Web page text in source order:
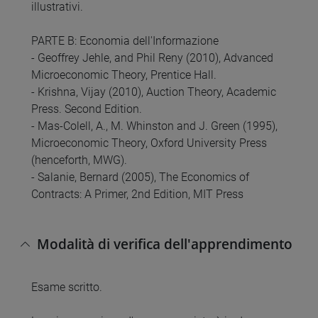
illustrativi.
PARTE B: Economia dell'Informazione
- Geoffrey Jehle, and Phil Reny (2010), Advanced
Microeconomic Theory, Prentice Hall.
- Krishna, Vijay (2010), Auction Theory, Academic
Press. Second Edition.
- Mas-Colell, A., M. Whinston and J. Green (1995),
Microeconomic Theory, Oxford University Press
(henceforth, MWG).
- Salanie, Bernard (2005), The Economics of
Contracts: A Primer, 2nd Edition, MIT Press
Modalità di verifica dell'apprendimento
Esame scritto.